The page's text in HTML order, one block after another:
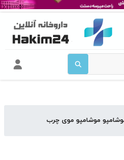
موشامپو موی چرب